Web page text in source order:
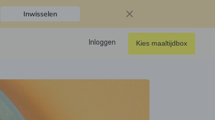
Inwisselen
Inloggen Kies maaltijdbox